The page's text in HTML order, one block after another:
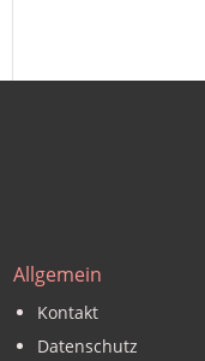
Allgemein
Kontakt
Datenschutz